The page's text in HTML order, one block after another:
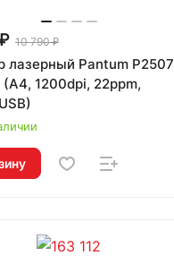
10 790 ₽
лазерный Pantum P2507
1200dpi, 22ppm,